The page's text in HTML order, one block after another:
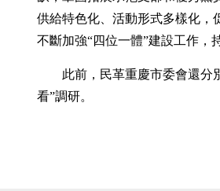
供給特色化、活動形式多樣化，
不斷加強“四位一體”建設工作，
此前，民革重慶市委會還分
看”調研。